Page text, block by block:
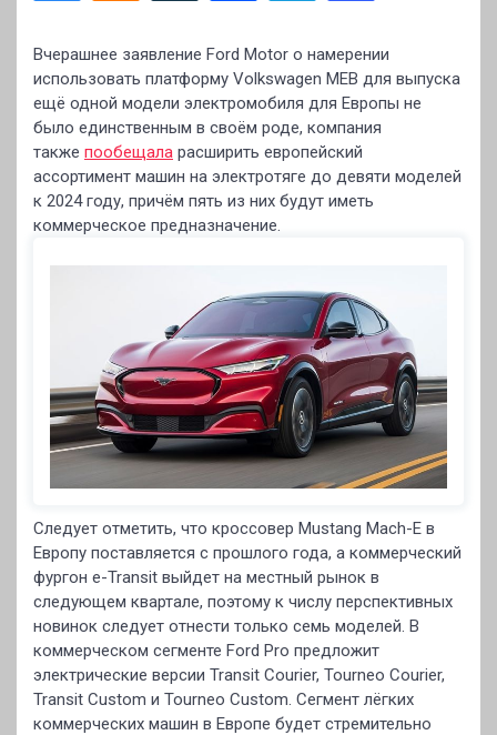
Вчерашнее заявление Ford Motor о намерении
использовать платформу Volkswagen MEB для выпуска
ещё одной модели электромобиля для Европы не
было единственным в своём роде, компания
также пообещала расширить европейский
ассортимент машин на электротяге до девяти моделей
к 2024 году, причём пять из них будут иметь
коммерческое предназначение.
Следует отметить, что кроссовер Mustang Mach-E в
Европу поставляется с прошлого года, а коммерческий
фургон e-Transit выйдет на местный рынок в
следующем квартале, поэтому к числу перспективных
новинок следует отнести только семь моделей. В
коммерческом сегменте Ford Pro предложит
электрические версии Transit Courier, Tourneo Courier,
Transit Custom и Tourneo Custom. Сегмент лёгких
коммерческих машин в Европе будет стремительно